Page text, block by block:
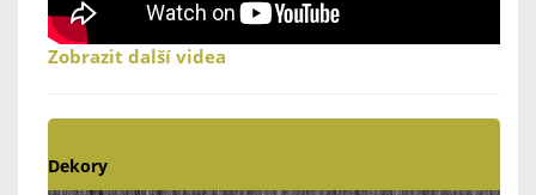
Zobrazit další videa
Dekory